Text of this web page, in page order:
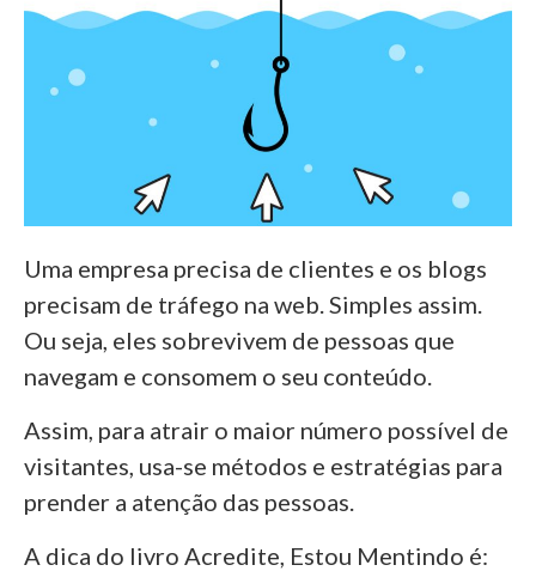
Uma empresa precisa de clientes e os blogs
precisam de tráfego na web. Simples assim.
Ou seja, eles sobrevivem de pessoas que
navegam e consomem o seu conteúdo.
Assim, para atrair o maior número possível de
visitantes, usa-se métodos e estratégias para
prender a atenção das pessoas.
A dica do livro Acredite, Estou Mentindo é: